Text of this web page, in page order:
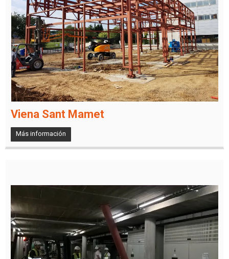
Viena Sant Mamet
Más información